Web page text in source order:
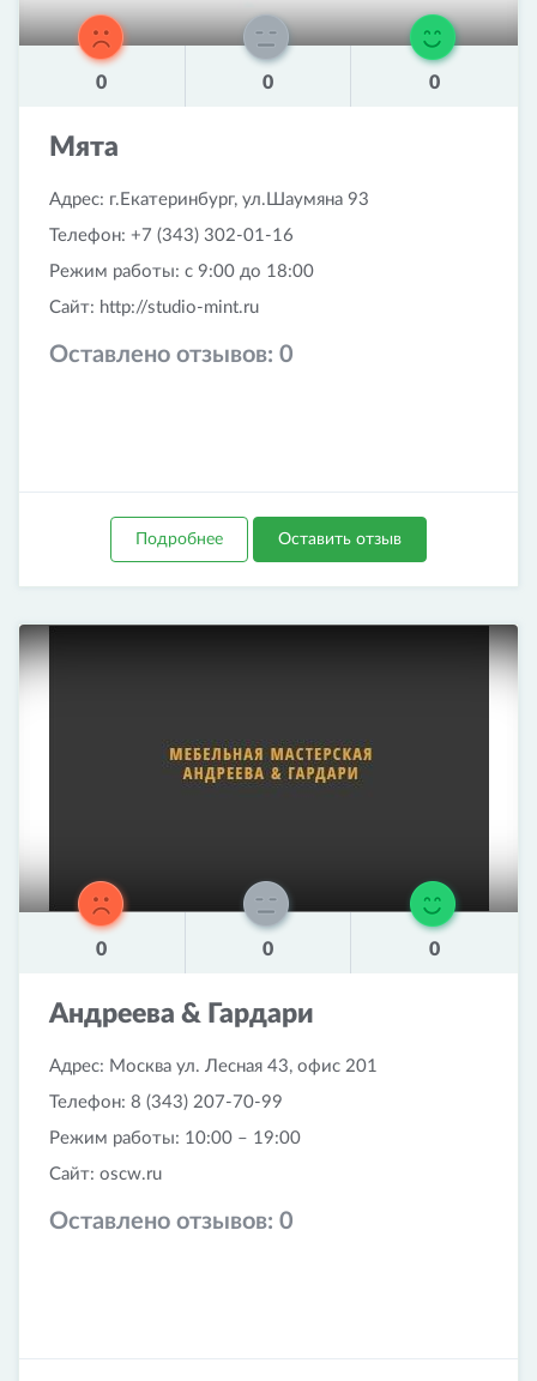
0 0 0
Мята
Адрес: г.Екатеринбург, ул.Шаумяна 93
Телефон: +7 (343) 302-01-16
Режим работы: с 9:00 до 18:00
Сайт: http://studio-mint.ru
Оставлено отзывов: 0
Подробнее Оставить отзыв
0 0 0
Андреева & Гардари
Адрес: Москва ул. Лесная 43, офис 201
Телефон: 8 (343) 207-70-99
Режим работы: 10:00 – 19:00
Сайт: oscw.ru
Оставлено отзывов: 0